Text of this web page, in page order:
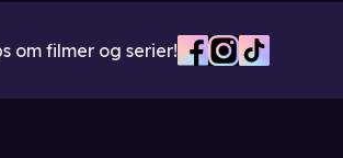
om filmer og serier!